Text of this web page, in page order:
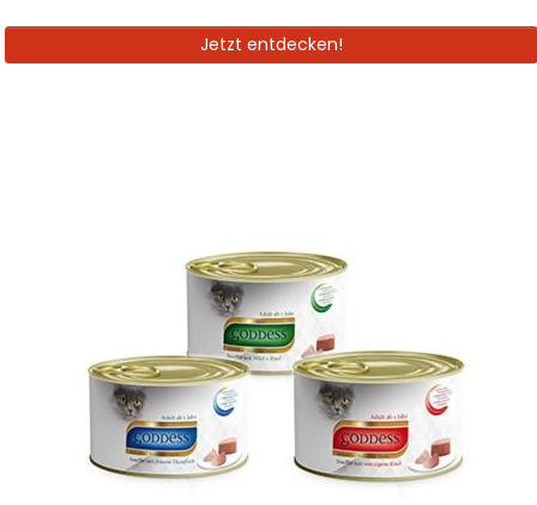
Jetzt entdecken!